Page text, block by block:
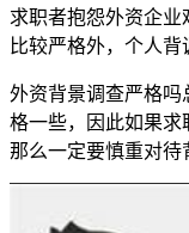
求职者抱怨外资企
比较严格外，个人背
外资背景调查严格吗
格一些，因此如果求
那么一定要慎重对待